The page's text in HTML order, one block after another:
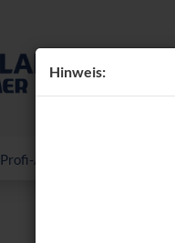
Hin­weis:
Profi-Anbaugeräte